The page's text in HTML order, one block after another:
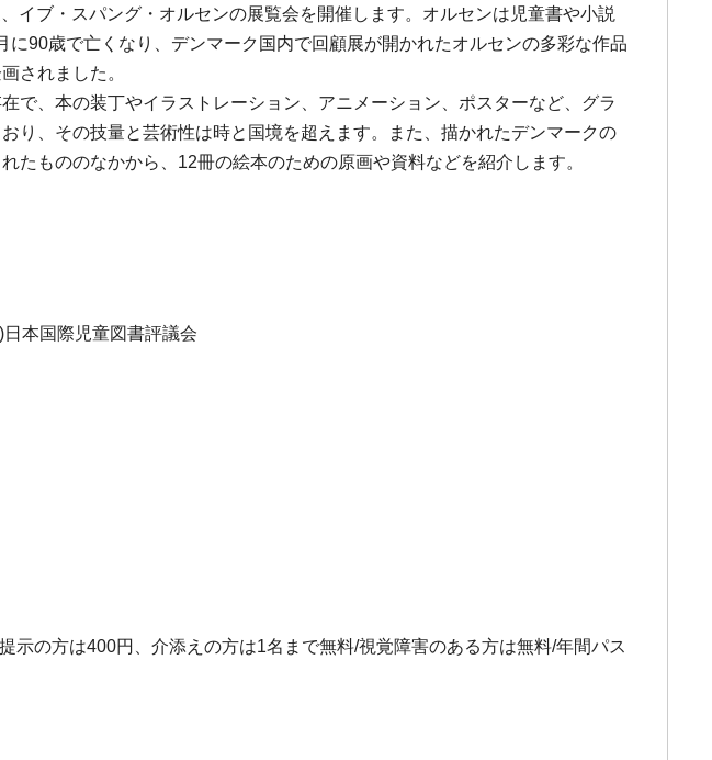
イブ・スパング・オルセンの展覧会を開催します。オルセンは児童書や小説
90歳で亡くなり、デンマーク国内で回顧展が開かれたオルセンの多彩な作品
されました。
で、本の装丁やイラストレーション、アニメーション、ポスターなど、グラ
り、その技量と芸術性は時と国境を超えます。また、描かれたデンマークの
もののなかから、12冊の絵本のための原画や資料などを紹介します。
本国際児童図書評議会
の方は400円、介添えの方は1名まで無料/視覚障害のある方は無料/年間パス